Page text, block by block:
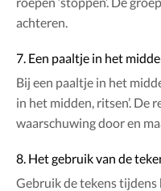
achteren.
7. Een paaltje in het
Bij een paaltje in het
in het midden, ritsen’. De
waarschuwing door en
8. Het gebruik van de
Gebruik de tekens